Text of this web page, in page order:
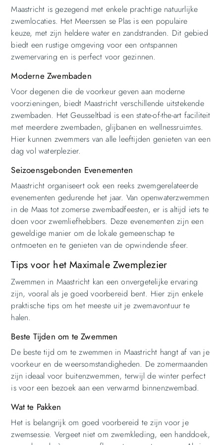
Maastricht is gezegend met enkele prachtige natuurlijke
zwemlocaties. Het Meerssen se Plas is een populaire
keuze, met zijn heldere water en zandstranden. Dit gebied
biedt een rustige omgeving voor een ontspannen
zwemervaring en is perfect voor gezinnen.
Moderne Zwembaden
Voor degenen die de voorkeur geven aan moderne
voorzieningen, biedt Maastricht verschillende uitstekende
zwembaden. Het Geusseltbad is een state-of-the-art faciliteit
met meerdere zwembaden, glijbanen en wellnessruimtes.
Hier kunnen zwemmers van alle leeftijden genieten van een
dag vol waterplezier.
Seizoensgebonden Evenementen
Maastricht organiseert ook een reeks zwemgerelateerde
evenementen gedurende het jaar. Van openwaterzwemmen
in de Maas tot zomerse zwembadfeesten, er is altijd iets te
doen voor zwemliefhebbers. Deze evenementen zijn een
geweldige manier om de lokale gemeenschap te
ontmoeten en te genieten van de opwindende sfeer.
Tips voor het Maximale Zwemplezier
Zwemmen in Maastricht kan een onvergetelijke ervaring
zijn, vooral als je goed voorbereid bent. Hier zijn enkele
praktische tips om het meeste uit je zwemavontuur te
halen.
Beste Tijden om te Zwemmen
De beste tijd om te zwemmen in Maastricht hangt af van je
voorkeur en de weersomstandigheden. De zomermaanden
zijn ideaal voor buitenzwemmen, terwijl de winter perfect
is voor een bezoek aan een verwarmd binnenzwembad.
Wat te Pakken
Het is belangrijk om goed voorbereid te zijn voor je
zwemsessie. Vergeet niet om zwemkleding, een handdoek,